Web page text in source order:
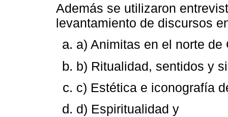
Además se utilizaron
levantamiento de discursos
a) Animitas en el norte de
b) Ritualidad, sentidos y
c) Estética e iconografía
d) Espiritualidad y